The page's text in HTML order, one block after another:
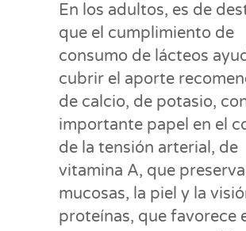
En los adultos, es de
que el cumplimiento de
consumo de lácteos
cubrir el aporte
de calcio, de potasio,
importante papel en el
de la tensión arterial, de
vitamina A, que
mucosas, la piel y la
proteínas, que favorece